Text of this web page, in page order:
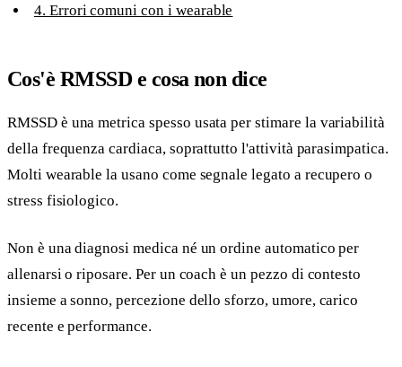
4. Errori comuni con i wearable
Cos'è RMSSD e cosa non dice
RMSSD è una metrica spesso usata per stimare la variabilità
della frequenza cardiaca, soprattutto l'attività parasimpatica.
Molti wearable la usano come segnale legato a recupero o
stress fisiologico.
Non è una diagnosi medica né un ordine automatico per
allenarsi o riposare. Per un coach è un pezzo di contesto
insieme a sonno, percezione dello sforzo, umore, carico
recente e performance.